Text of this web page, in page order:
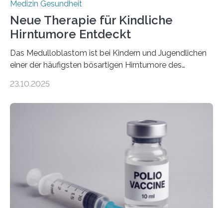
Medizin Gesundheit
Neue Therapie für Kindliche
Hirntumore Entdeckt
Das Medulloblastom ist bei Kindern und Jugendlichen
einer der häufigsten bösartigen Hirntumore des
Betroffenen können mit heutigen Methoden geheilt
Dringend benötigt werden zielgerichtete Therapien, die
nur Tumorschwachstellen angreifen und normales
Gewebe verschonen. Forschende um Daniel Merk vom
Hertie-Institut für klinische Hirnforschung am
Universitätsklinikum Tübingen haben eine solche
Schwachstelle im Erbgut einer Untergruppe des
Medulloblastoms gefunden. Die Wilhelm Sander-
23.10.2025